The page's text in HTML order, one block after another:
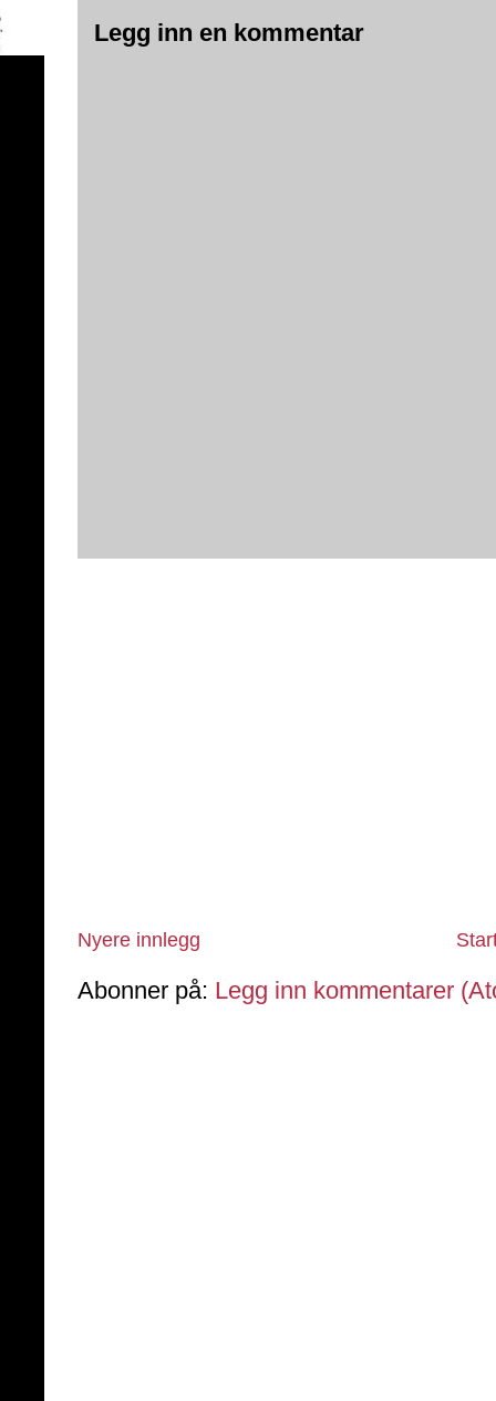
Legg inn en kommentar
Nyere innlegg
Abonner på: Legg inn kommentarer